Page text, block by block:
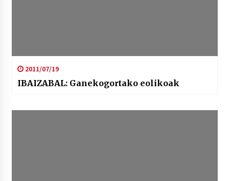
2011/07/19
IBAIZABAL: Ganekogortako eolikoak